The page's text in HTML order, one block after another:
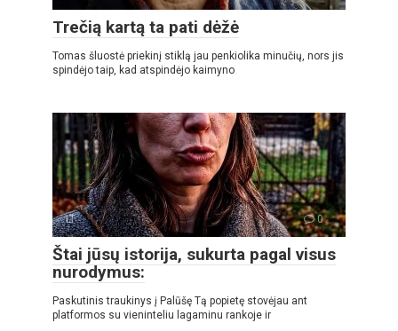
Trečią kartą ta pati dėžė
Tomas šluostė priekinį stiklą jau penkiolika minučių, nors jis
spindėjo taip, kad atspindėjo kaimyno
LT 0
Štai jūsų istorija, sukurta pagal visus
nurodymus:
Paskutinis traukinys į Palūšę Tą popietę stovėjau ant
platformos su vieninteliu lagaminu rankoje ir